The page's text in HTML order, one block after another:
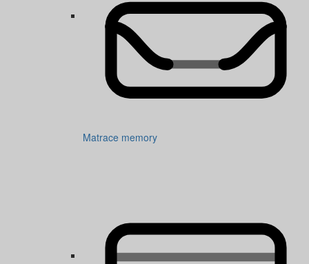
Matrace memory